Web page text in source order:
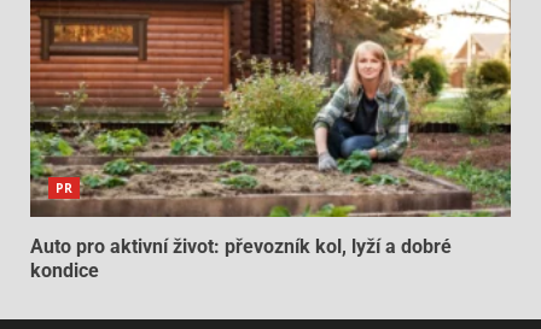
PR
Auto pro aktivní život: převozník kol, lyží a dobré
kondice